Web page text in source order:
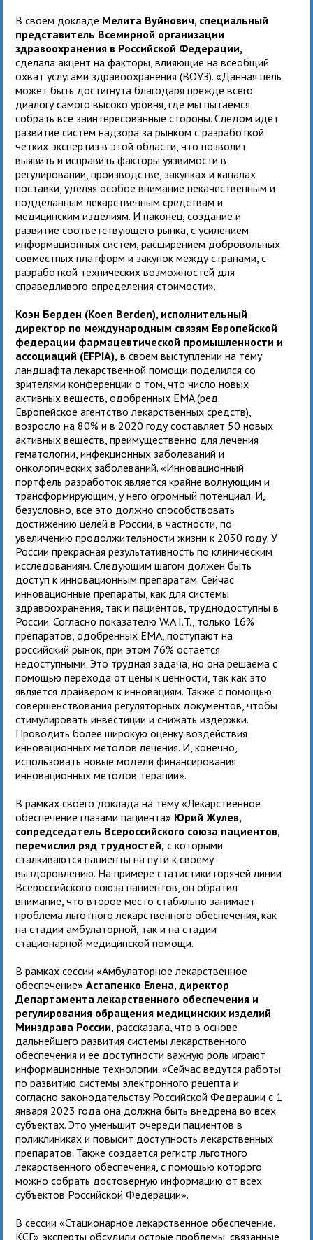
В своем докладе Мелита Вуйнович, специальный
представитель Всемирной организации
здравоохранения в Российской Федерации,
сделала акцент на факторы, влияющие на всеобщий
охват услугами здравоохранения (ВОУЗ). «Данная цель
может быть достигнута благодаря прежде всего
диалогу самого высоко уровня, где мы пытаемся
собрать все заинтересованные стороны. Следом идет
развитие систем надзора за рынком с разработкой
четких экспертиз в этой области, что позволит
выявить и исправить факторы уязвимости в
регулировании, производстве, закупках и каналах
поставки, уделяя особое внимание некачественным и
подделанным лекарственным средствам и
медицинским изделиям. И наконец, создание и
развитие соответствующего рынка, с усилением
информационных систем, расширением добровольных
совместных платформ и закупок между странами, с
разработкой технических возможностей для
справедливого определения стоимости».
Коэн Берден (Koen Berden), исполнительный
директор по международным связям Европейской
федерации фармацевтической промышленности и
ассоциаций (EFPIA), в своем выступлении на тему
ландшафта лекарственной помощи поделился со
зрителями конференции о том, что число новых
активных веществ, одобренных EMA (ред.
Европейское агентство лекарственных средств),
возросло на 80% и в 2020 году составляет 50 новых
активных веществ, преимущественно для лечения
гематологии, инфекционных заболеваний и
онкологических заболеваний. «Инновационный
портфель разработок является крайне волнующим и
трансформирующим, у него огромный потенциал. И,
безусловно, все это должно способствовать
достижению целей в России, в частности, по
увеличению продолжительности жизни к 2030 году. У
России прекрасная результативность по клиническим
исследованиям. Следующим шагом должен быть
доступ к инновационным препаратам. Сейчас
инновационные препараты, как для системы
здравоохранения, так и пациентов, труднодоступны в
России. Согласно показателю W.A.I.T., только 16%
препаратов, одобренных EMA, поступают на
российский рынок, при этом 76% остается
недоступными. Это трудная задача, но она решаема с
помощью перехода от цены к ценности, так как это
является драйвером к инновациям. Также с помощью
совершенствования регуляторных документов, чтобы
стимулировать инвестиции и снижать издержки.
Проводить более широкую оценку воздействия
инновационных методов лечения. И, конечно,
использовать новые модели финансирования
инновационных методов терапии».
В рамках своего доклада на тему «Лекарственное
обеспечение глазами пациента» Юрий Жулев,
сопредседатель Всероссийского союза пациентов,
перечислил ряд трудностей, с которыми
сталкиваются пациенты на пути к своему
выздоровлению. На примере статистики горячей линии
Всероссийского союза пациентов, он обратил
внимание, что второе место стабильно занимает
проблема льготного лекарственного обеспечения, как
на стадии амбулаторной, так и на стадии
стационарной медицинской помощи.
В рамках сессии «Амбулаторное лекарственное
обеспечение»Астапенко Елена, директор
Департамента лекарственного обеспечения и
регулирования обращения медицинских изделий
Минздрава России, рассказала, что в основе
дальнейшего развития системы лекарственного
обеспечения и ее доступности важную роль играют
информационные технологии. «Сейчас ведутся работы
по развитию системы электронного рецепта и
согласно законодательству Российской Федерации с 1
января 2023 года она должна быть внедрена во всех
субъектах. Это уменьшит очереди пациентов в
поликлиниках и повысит доступность лекарственных
препаратов. Также создается регистр льготного
лекарственного обеспечения, с помощью которого
можно собрать достоверную информацию от всех
субъектов Российской Федерации».
В сессии «Стационарное лекарственное обеспечение.
КСГ» эксперты обсудили острые проблемы, связанные